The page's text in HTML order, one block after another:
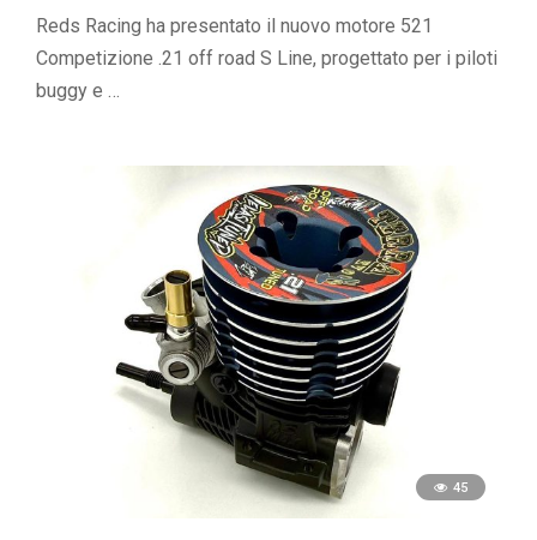
Reds Racing ha presentato il nuovo motore 521
Competizione .21 off road S Line, progettato per i piloti
buggy e …
45